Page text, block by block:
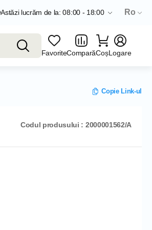
Astăzi lucrăm de la: 08:00 - 18:00 Ro
FavoriteComparăCoșLogare
Copie Link-ul
Codul produsului : 2000001562/A